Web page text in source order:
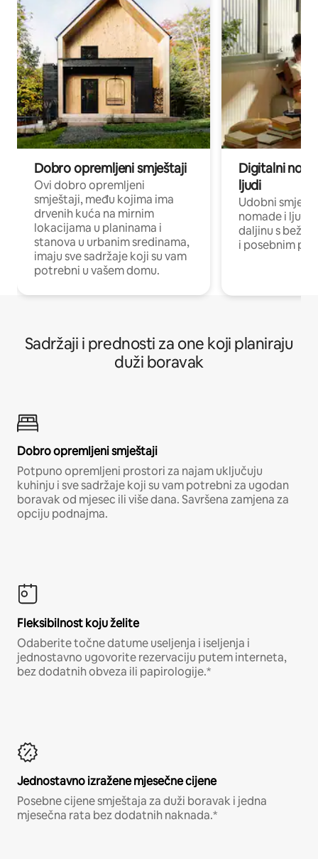
Dobro opremljeni smještaji
Ovi dobro opremljeni
smještaji, među kojima ima
drvenih kuća na mirnim
lokacijama u planinama i
stanova u urbanim sredinama,
imaju sve sadržaje koji su vam
potrebni u vašem domu.
Digitalni
ljudi
Udobni
nomade i ljude
daljinu s
i posebnim
Sadržaji i prednosti za one koji planiraju
duži boravak
Dobro opremljeni smještaji
Potpuno opremljeni prostori za najam uključuju
kuhinju i sve sadržaje koji su vam potrebni za ugodan
boravak od mjesec ili više dana. Savršena zamjena za
opciju podnajma.
Fleksibilnost koju želite
Odaberite točne datume useljenja i iseljenja i
jednostavno ugovorite rezervaciju putem interneta,
bez dodatnih obveza ili papirologije.*
Jednostavno izražene mjesečne cijene
Posebne cijene smještaja za duži boravak i jedna
mjesečna rata bez dodatnih naknada.*